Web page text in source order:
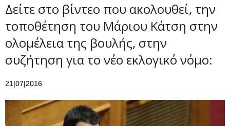
Επικοινωνία
Δείτε στο βίντεο που ακολουθεί, την
τοποθέτηση του Μάριου Κάτση στην
ολομέλεια της βουλής, στην
συζήτηση για το νέο εκλογικό νόμο:
21|07|2016